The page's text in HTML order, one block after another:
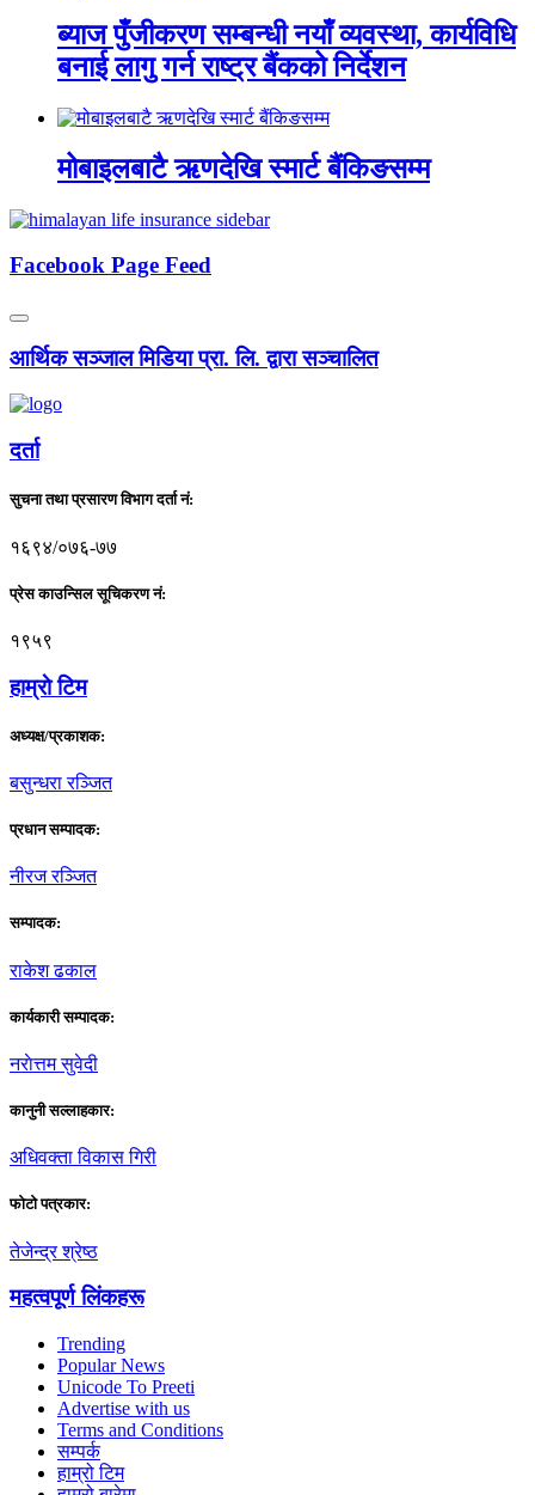
ब्याज पुँजीकरण सम्बन्धी नयाँ व्यवस्था, कार्यविधि
बनाई लागु गर्न राष्ट्र बैंकको निर्देशन
मोबाइलबाटै ऋणदेखि स्मार्ट बैंकिङसम्म
Facebook Page Feed
आर्थिक सञ्जाल मिडिया प्रा. लि. द्वारा सञ्चालित
दर्ता
सुचना तथा प्रसारण विभाग दर्ता नं:
१६९४/०७६-७७
प्रेस काउन्सिल सूचिकरण नं:
१९५९
हाम्राे टिम
अध्यक्ष/प्रकाशक:
बसुन्धरा रञ्जित
प्रधान सम्पादक:
नीरज रञ्जित
सम्पादक:
राकेश ढकाल
कार्यकारी सम्पादक:
नराेत्तम सुवेदी
कानुनी सल्लाहकार:
अधिवक्ता विकास गिरी
फाेटाे पत्रकार:
तेजेन्द्र श्रेष्ठ
महत्वपूर्ण लिंकहरू
Trending
Popular News
Unicode To Preeti
Advertise with us
Terms and Conditions
सम्पर्क
हाम्रो टिम